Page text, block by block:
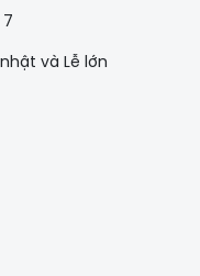
7
và Lễ lớn